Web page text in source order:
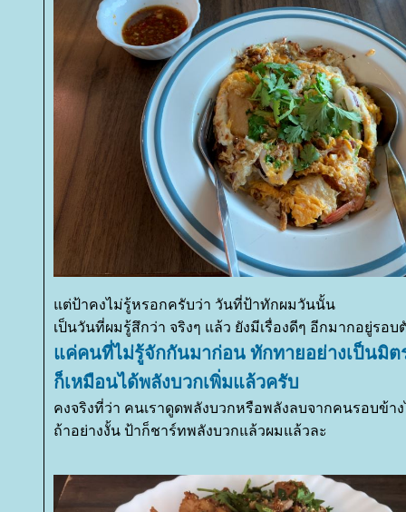
ต่ป้าคงไม่รู้หรอกครับว่า วันที่ป้าทักผมวันนั้น
เป็นวันที่ผมรู้สึกว่า จริงๆ แล้ว ยังมีเรื่องดีๆ อีกมากอยู่รอบ
ค่คนที่ไม่รู้จักกันมาก่อน ทักทายอย่างเป็นมิต
ก็เหมือนได้พลังบวกเพิ่มแล้วครับ
คงจริงที่ว่า คนเราดูดพลังบวกหรือพลังลบจากคนรอบข้าง
ถ้าอย่างงั้น ป้าก็ชาร์ทพลังบวกแล้วผมแล้วละ